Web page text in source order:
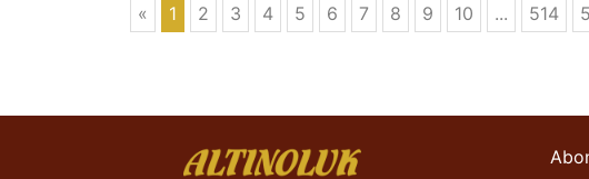
« 1 2 3 4 5 6 7 8 9 10 ... 514